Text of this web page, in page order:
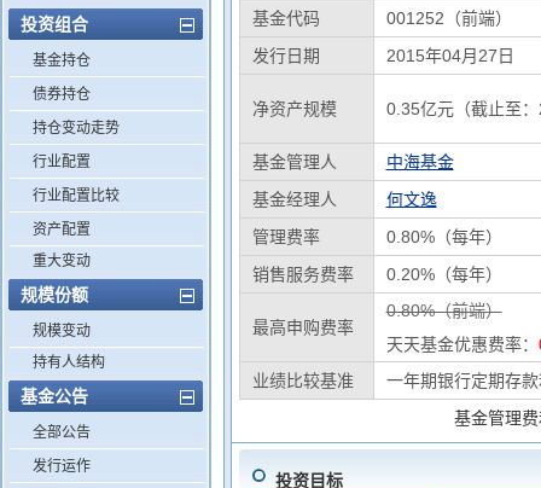
投资组合
基金持仓
债券持仓
持仓变动走势
行业配置
行业配置比较
资产配置
重大变动
规模份额
规模变动
持有人结构
基金公告
全部公告
发行运作
基金代码
001252（前端）
发行日期
2015年04月27日
净资产规模 0.35亿元（截止至
基金管理人
中海基金
基金经理人
何文逸
管理费率
0.80%（每年）
销售服务费率
0.20%（每年）
最高申购费率
0.80%（前端）
天天基金优惠费率：
业绩比较基准
一年期银行定期存
基金管理
投资目标